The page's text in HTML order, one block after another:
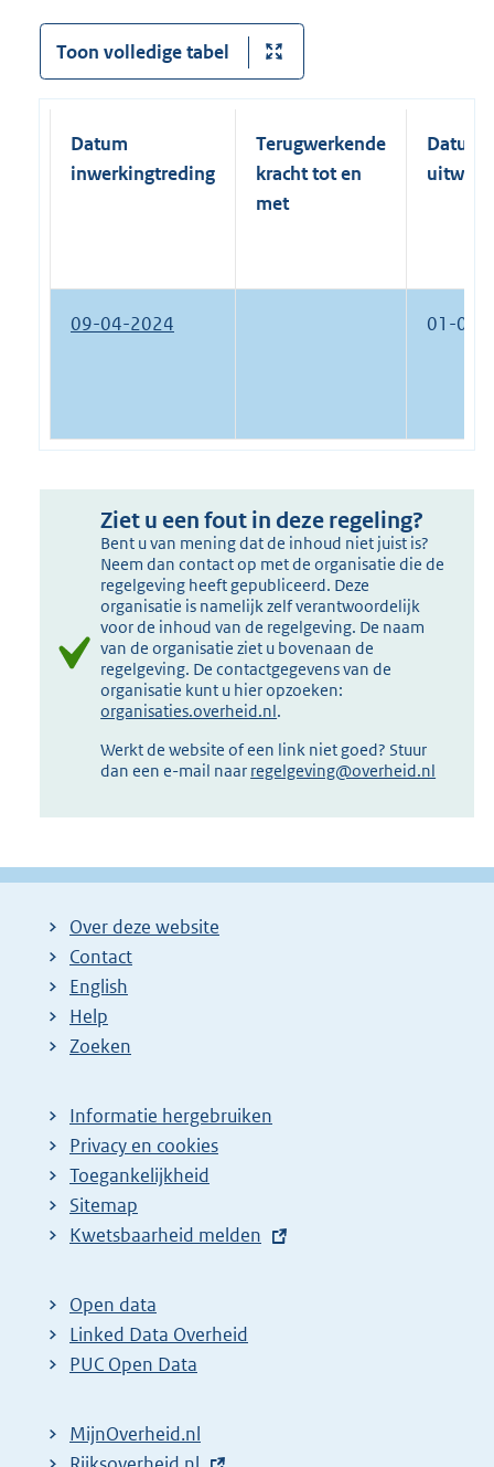
Toon volledige tabel
Datum
inwerkingtreding
Terugwerkende
kracht tot en
met
Datum
09-04-2024 01-01-
Ziet u een fout in deze regeling?
Bent u van mening dat de inhoud niet juist is?
Neem dan contact op met de organisatie die de
regelgeving heeft gepubliceerd. Deze
organisatie is namelijk zelf verantwoordelijk
voor de inhoud van de regelgeving. De naam
van de organisatie ziet u bovenaan de
regelgeving. De contactgegevens van de
organisatie kunt u hier opzoeken:
organisaties.overheid.nl.
Werkt de website of een link niet goed? Stuur
dan een e-mail naar regelgeving@overheid.nl
Over deze website
Contact
English
Help
Zoeken
Informatie hergebruiken
Privacy en cookies
Toegankelijkheid
Sitemap
E
t
e
r
l
Kwetsbaarheid melden
Open data
Linked Data Overheid
PUC Open Data
MijnOverheid.nl